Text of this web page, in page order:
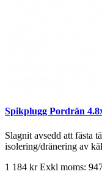
Spikplugg Pordrän
Slagnit avsedd att fästa
isolering/dränering av
1 184 krExkl moms: